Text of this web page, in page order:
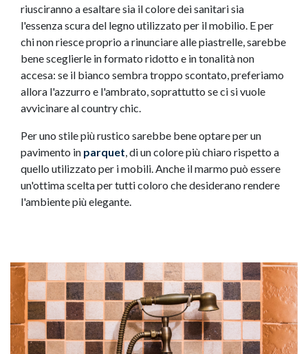
riusciranno a esaltare sia il colore dei sanitari sia
l'essenza scura del legno utilizzato per il mobilio. E per
chi non riesce proprio a rinunciare alle piastrelle, sarebbe
bene sceglierle in formato ridotto e in tonalità non
accesa: se il bianco sembra troppo scontato, preferiamo
allora l'azzurro e l'ambrato, soprattutto se ci si vuole
avvicinare al country chic.
Per uno stile più rustico sarebbe bene optare per un
pavimento in parquet, di un colore più chiaro rispetto a
quello utilizzato per i mobili. Anche il marmo può essere
un'ottima scelta per tutti coloro che desiderano rendere
l'ambiente più elegante.